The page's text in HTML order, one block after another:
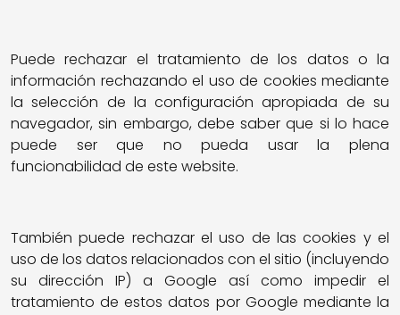
Puede rechazar el tratamiento de los datos o la
información rechazando el uso de cookies mediante
la selección de la configuración apropiada de su
navegador, sin embargo, debe saber que si lo hace
puede ser que no pueda usar la plena
funcionabilidad de este website.
También puede rechazar el uso de las cookies y el
uso de los datos relacionados con el sitio (incluyendo
su dirección IP) a Google así como impedir el
tratamiento de estos datos por Google mediante la